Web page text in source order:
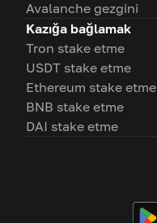
Avalanche gezgini
Kazığa bağlamak
Tron stake etme
USDT stake etme
Ethereum stake etme
BNB stake etme
DAI stake etme